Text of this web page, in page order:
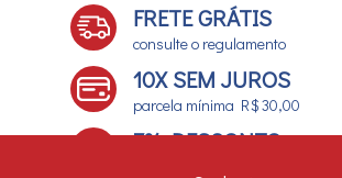
FRETE GRÁTIS
consulte o regulamento
10X SEM JUROS
parcela mínima R$ 30,00
7% DESCONTO